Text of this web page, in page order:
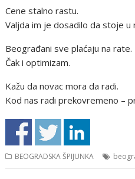
Cene stalno rastu.
Valjda im je dosadilo da stoje u
Beograđani sve plaćaju na rate.
Čak i optimizam.
Kažu da novac mora da radi.
Kod nas radi prekovremeno –
BEOGRADSKA ŠPIJUNKA